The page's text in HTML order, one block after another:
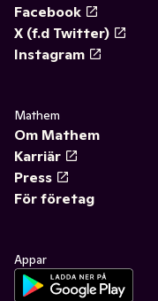
Facebook
X (f.d Twitter)
Instagram
Mathem
Om Mathem
Karriär
Press
För företag
Appar